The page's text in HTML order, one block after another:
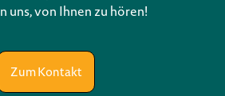
uns, von Ihnen zu hören!
Zum Kontakt